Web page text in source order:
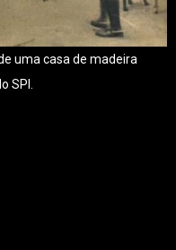
uma casa de madeira
SPI.